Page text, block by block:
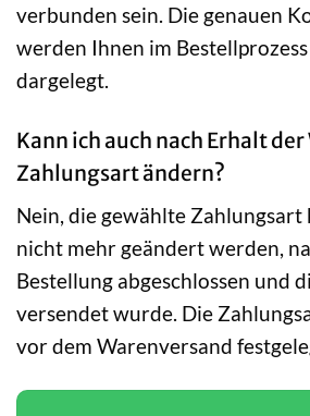
verbunden sein. Die genauen
werden Ihnen im
dargelegt.
Kann ich auch nach Erhalt
Zahlungsart ändern?
Nein, die gewählte Zahlungsart
nicht mehr geändert werden,
Bestellung abgeschlossen und
versendet wurde. Die
vor dem Warenversand